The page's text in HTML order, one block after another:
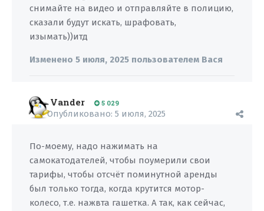
снимайте на видео и отправляйте в полицию,
сказали будут искать, шрафовать,
изымать))итд
Изменено 5 июля, 2025 пользователем Вася
Vander 5 029
Опубликовано: 5 июля, 2025
По-моему, надо нажимать на
самокатодателей, чтобы поумерили свои
тарифы, чтобы отсчёт поминутной аренды
был только тогда, когда крутится мотор-
колесо, т.е. нажвта гашетка. А так, как сейчас,